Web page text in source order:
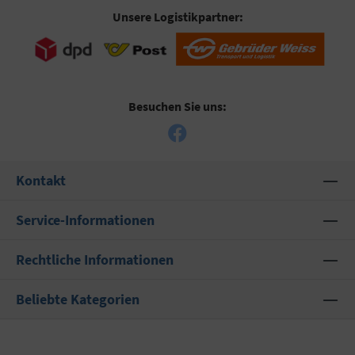
Unsere Logistikpartner:
Besuchen Sie uns:
Kontakt
Service-Informationen
Rechtliche Informationen
Beliebte Kategorien